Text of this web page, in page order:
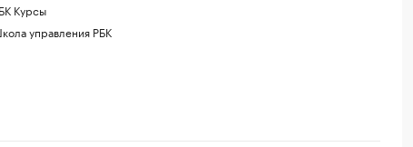
Курсы
управления РБК